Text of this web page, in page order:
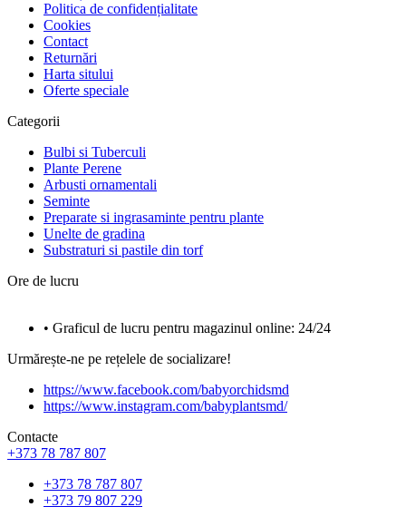
Politica de confidențialitate
Cookies
Contact
Returnări
Harta sitului
Oferte speciale
Categorii
Bulbi si Tuberculi
Plante Perene
Arbusti ornamentali
Seminte
Preparate si ingrasaminte pentru plante
Unelte de gradina
Substraturi si pastile din torf
Ore de lucru
• Graficul de lucru pentru magazinul online: 24/24
Urmărește-ne pe rețelele de socializare!
https://www.facebook.com/babyorchidsmd
https://www.instagram.com/babyplantsmd/
Contacte
+373 78 787 807
+373 78 787 807
+373 79 807 229